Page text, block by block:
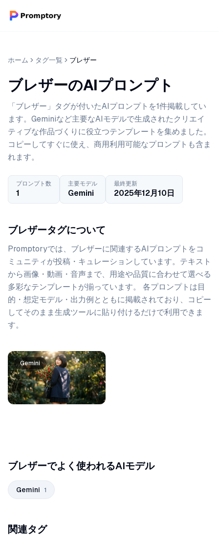
ホーム タグ一覧 ブレザー
ブレザーのAIプロンプト
「ブレザー」タグが付いたAIプロンプトを1件掲載してい
ます。Geminiなど主要なAIモデルで生成されたクリエイ
ティブな作品づくりに役立つテンプレートを集めました。
コピーしてすぐに使え、商用利用可能なプロンプトも含ま
れます。
プロンプト数
1
主要モデル
Gemini
最終更新
2025年12月10日
ブレザータグについて
Promptoryでは、 ブレザーに関連するAIプロンプトをコ
ミュニティが投稿・キュレーションしています。 テキスト
から画像・動画・音声まで、用途や品質に合わせて選べる
多彩なテンプレートが揃っています。 各プロンプトは目
的・想定モデル・出力例とともに掲載されており、コピー
してそのまま生成ツールに貼り付けるだけで利用できま
す。
プロンプト一覧
Gemini
ブレザーでよく使われるAIモデル
Gemini 1
関連タグ